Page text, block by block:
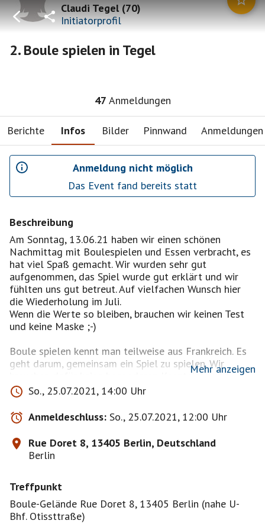
Claudi Tegel(70)
Initiatorprofil
2. Boule spielen in Tegel
47 Anmeldungen
Berichte Infos Bilder Pinnwand Anmeldungen
Anmeldung nicht möglich
Das Event fand bereits statt
Beschreibung
Am Sonntag, 13.06.21 haben wir einen schönen
Nachmittag mit Boulespielen und Essen verbracht, es
hat viel Spaß gemacht. Wir wurden sehr gut
aufgenommen, das Spiel wurde gut erklärt und wir
fühlten uns gut betreut. Auf vielfachen Wunsch hier
die Wiederholung im Juli.
Wenn die Werte so bleiben, brauchen wir keinen Test
und keine Maske ;-)
Boule spielen kennt man teilweise aus Frankreich. Es
geht darum, gemeinsam ein Spiel zu spielen. Wir
brauchen dafür keine besonderen Kenntnisse und
Fertigkeiten. Der Spaß steht im Vordergrund!
Die Spielregeln sind ganz schnell zu verstehen. Das
Spiel findet draußen statt und braucht keine extrem
sportliche Bewegung., Ziel ist es dabei, diese Kugel
möglichst nah an der Zielkugel, den Cochonnet (auch
Schweinchen genannt) zu platzieren. Man spielt je
Bahn mit 2 Mannschaften gegeneinander; jede
Wir werden vor Ort von den freundlichen Mitgliedern
des Club Bouliste Berlin angeleitet; die Mannschaften
werden vom Club ausgelost.
Abends wird Flutlicht angeschaltet, so dass wir
Mehr anzeigen
So., 25.07.2021, 14:00 Uhr
Anmeldeschluss: So., 25.07.2021, 12:00 Uhr
Rue Doret 8, 13405 Berlin, Deutschland
Berlin
Treffpunkt
Boule-Gelände Rue Doret 8, 13405 Berlin (nahe U-
Bhf. Otissttraße)